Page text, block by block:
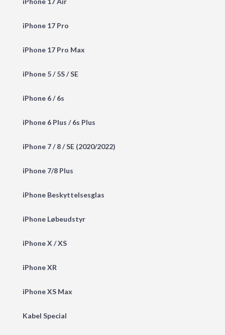
iPhone 17 Pro
iPhone 17 Pro Max
iPhone 5 / 5S / SE
iPhone 6 / 6s
iPhone 6 Plus / 6s Plus
iPhone 7 / 8 / SE (2020/2022)
iPhone 7/8 Plus
iPhone Beskyttelsesglas
iPhone Løbeudstyr
iPhone X / XS
iPhone XR
iPhone XS Max
Kabel Special